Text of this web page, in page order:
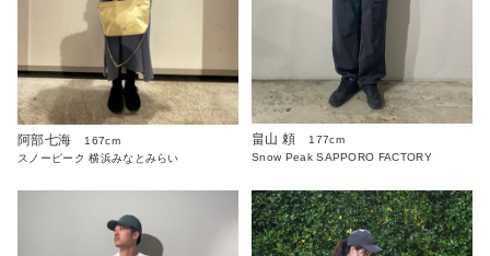
阿部七海
167cm
スノーピーク 横浜みなとみらい
畠山 頼
177cm
Snow Peak SAPPORO FACTORY